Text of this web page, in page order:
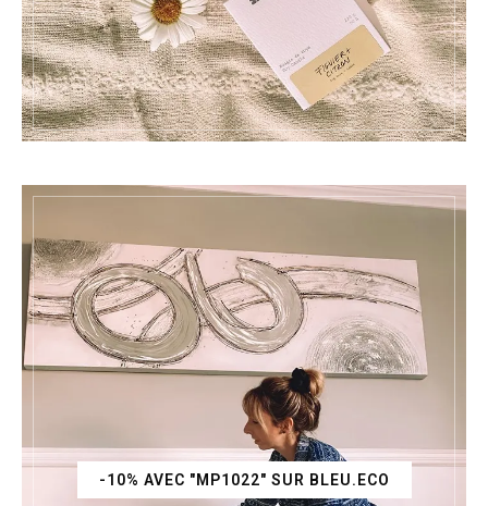
-10% AVEC "MP1022" SUR BLEU.ECO